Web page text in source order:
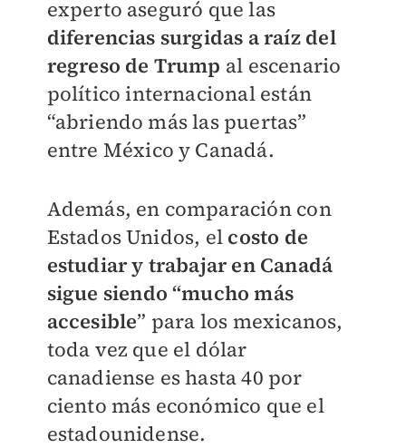
experto aseguró que las
diferencias surgidas a raíz del
regreso de Trump al escenario
político internacional están
“abriendo más las puertas”
entre México y Canadá.
Además, en comparación con
Estados Unidos, el costo de
estudiar y trabajar en Canadá
sigue siendo “mucho más
accesible” para los mexicanos,
toda vez que el dólar
canadiense es hasta 40 por
ciento más económico que el
estadounidense.